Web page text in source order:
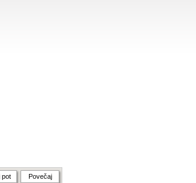
pot Povečaj